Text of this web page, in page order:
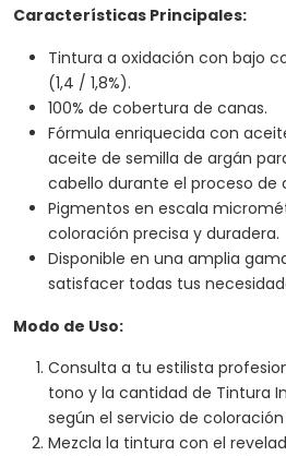
Características Principales:
Tintura a oxidación con bajo
(1,4 / 1,8%).
100% de cobertura de canas.
Fórmula enriquecida con
aceite de semilla de argán
cabello durante el proceso de
Pigmentos en escala
coloración precisa y duradera.
Disponible en una amplia
satisfacer todas tus
Modo de Uso:
Consulta a tu estilista
tono y la cantidad de Tintura
según el servicio de
Mezcla la tintura con el